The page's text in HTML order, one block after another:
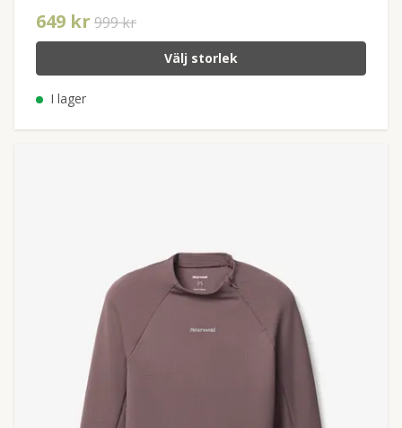
649 kr 999 kr
Välj storlek
I lager